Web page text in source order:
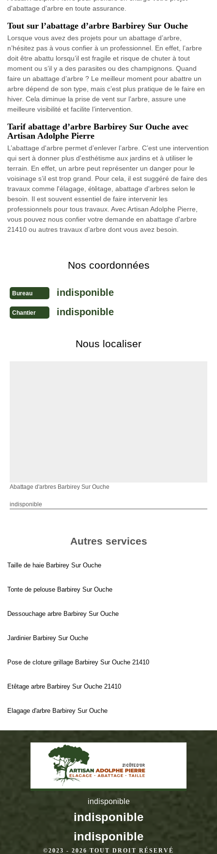
d'abattage d'arbre en toute assurance.
Tout sur l’abattage d’arbre Barbirey Sur Ouche
Lorsque vous avez des projets pour un abattage d’arbre,
n’hésitez pas à vous confier à un professionnel. En effet, l’arbre
doit être abattu lorsqu’il est fragile et risque de chuter à tout
moment ou s’il y a des parasites ou des champignons. Quand
faire un abattage d’arbre ? Le meilleur moment pour abattre un
arbre dépend de son type, mais c’est plus pratique de le faire en
hiver. Cela diminue la prise de vent sur l’arbre, assure une
meilleure visibilité et facilite l’intervention.
Tarif abattage d’arbre Barbirey Sur Ouche avec
Artisan Adolphe Pierre
L’abattage d'arbre permet d’enlever l’arbre. C’est une intervention
qui sert à donner plus d'esthétisme aux jardins et à utiliser le
terrain. En effet, un arbre peut représenter un danger pour le
voisinage s’il est trop grand. Pour cela, il est suggéré de faire des
travaux comme l'élagage, étêtage, abattage d'arbres selon le
besoin. Il est souvent essentiel de faire intervenir les
professionnels pour tous travaux. Avec Artisan Adolphe Pierre,
vous pouvez nous confier votre demande en abattage d'arbre
21410 ou autres travaux d’arbre dont vous avez besoin.
Nos coordonnées
Bureau indisponible
Chantier indisponible
Nous localiser
Abattage d'arbres Barbirey Sur Ouche
indisponible
Autres services
Taille de haie Barbirey Sur Ouche
Tonte de pelouse Barbirey Sur Ouche
Dessouchage arbre Barbirey Sur Ouche
Jardinier Barbirey Sur Ouche
Pose de cloture grillage Barbirey Sur Ouche 21410
Etêtage arbre Barbirey Sur Ouche 21410
Elagage d'arbre Barbirey Sur Ouche
indisponible
indisponible
indisponible
©2023 - 2026 TOUT DROIT RÉSERVÉ